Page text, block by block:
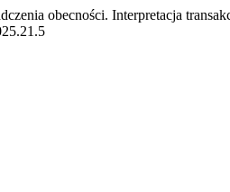
obecności. Interpretacja